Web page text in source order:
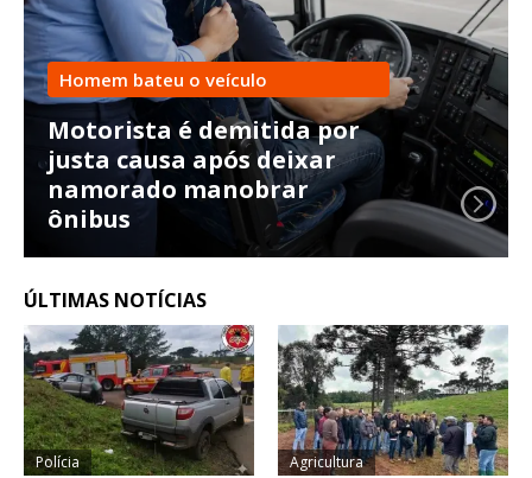
Homem bateu o veículo
Motorista é demitida por
justa causa após deixar
namorado manobrar
ônibus
ÚLTIMAS NOTÍCIAS
Polícia Agricultura